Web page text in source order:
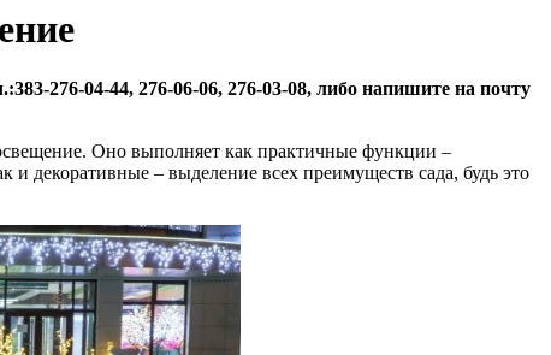
276-04-44, 276-06-06, 276-03-08, либо напишите на почту
Оно выполняет как практичные функции –
и декоративные – выделение всех преимуществ сада, будь это